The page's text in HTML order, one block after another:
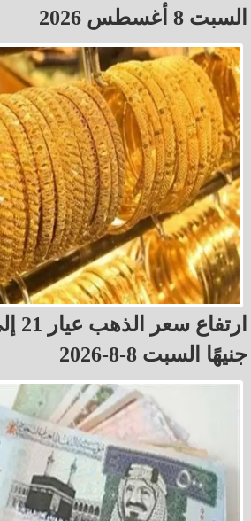
السبت 8 أغسطس 2026
جنيهًا السبت 8-8-2026